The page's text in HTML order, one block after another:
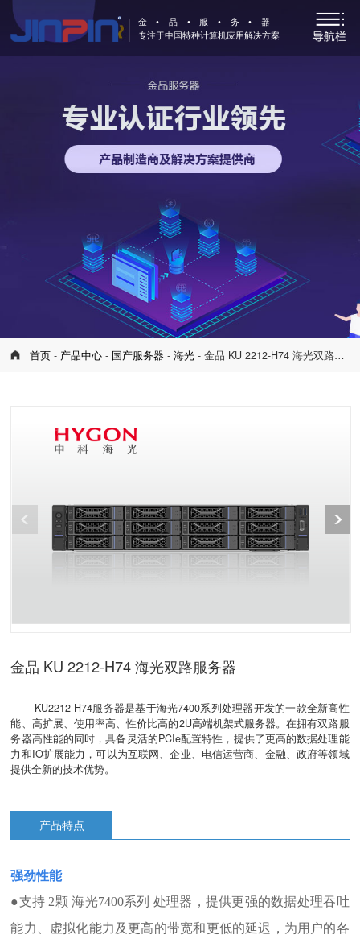
金•品•服•务•器
专注于中国特种计算机应用解决方案
首页 - 产品中心 - 国产服务器 -海光 - 金品 KU 2212-H74 海光双路服
金品 KU 2212-H74 海光双路服务器
KU2212-H74服务器是基于海光7400系列处理器开发的一款全新高性
能、高扩展、使用率高、性价比高的2U高端机架式服务器。在拥有双路服
务器高性能的同时，具备灵活的PCIe配置特性，提供了更高的数据处理能
力和IO扩展能力，可以为互联网、企业、电信运营商、金融、政府等领域
提供全新的技术优势。
产品特点
强劲性能
●支持 2颗 海光7400系列 处理器，提供更强的数据处理吞吐
能力、虚拟化能力及更高的带宽和更低的延迟，为用户的各